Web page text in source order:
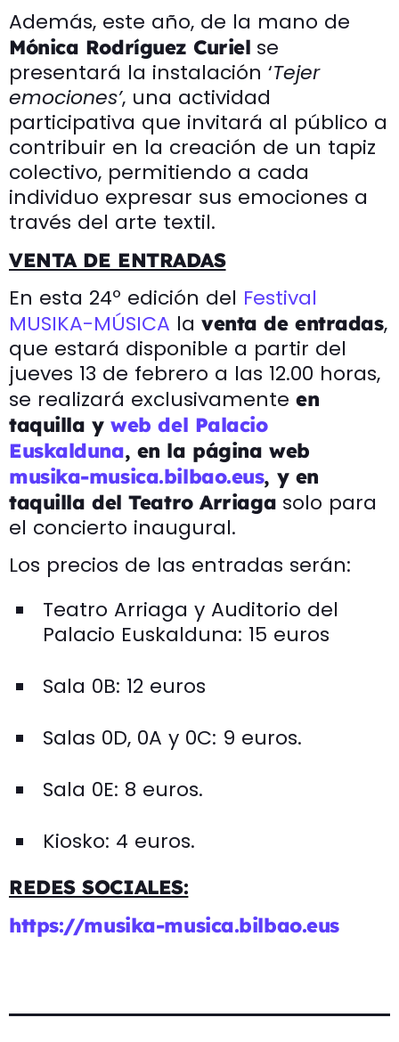
Además, este año, de la mano de
Mónica Rodríguez Curiel se
presentará la instalación ‘Tejer
emociones’, una actividad
participativa que invitará al público a
contribuir en la creación de un tapiz
colectivo, permitiendo a cada
individuo expresar sus emociones a
través del arte textil.
VENTA DE ENTRADAS
En esta 24º edición del Festival
MUSIKA-MÚSICA la venta de entradas,
que estará disponible a partir del
jueves 13 de febrero a las 12.00 horas,
se realizará exclusivamente en
taquilla yweb del Palacio
Euskalduna, en la página web
musika-musica.bilbao.eus, y en
taquilla del Teatro Arriaga solo para
el concierto inaugural.
Los precios de las entradas serán:
Teatro Arriaga y Auditorio del
Palacio Euskalduna: 15 euros
Sala 0B: 12 euros
Salas 0D, 0A y 0C: 9 euros.
Sala 0E: 8 euros.
Kiosko: 4 euros.
REDES SOCIALES:
https://musika-musica.bilbao.eus